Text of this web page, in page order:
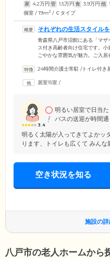
家 4.2万円 管 1.5万円 食 3.9万円 他
個室 / 19m2 / Ｃタイプ
それぞれの生活スタイル
ご用意しています
青森県八戸市沼館にある「マ
ス付き高齢者向け住宅です。
ごやかな雰囲気が魅力。ご入
す。ご入居者様の生活の拠点と
えることなく、思いおもいにお
24時間介護士常駐 /トイレ付き
居室15室 /
3.4
明るい居室で日当
バスの送迎が時間
明るく太陽が入ってきてよかッ
ります、トイレも広くて みんな
空き状況を知る
施設の
八戸市の老人ホームから